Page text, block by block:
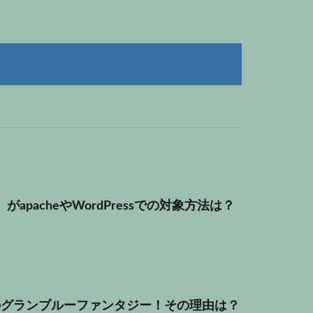
apacheやWordPressでの対象方法は？
ランブルーファンタジー！その理由は？